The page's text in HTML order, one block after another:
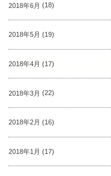
2018年6月 (18)
2018年5月 (19)
2018年4月 (17)
2018年3月 (22)
2018年2月 (16)
2018年1月 (17)